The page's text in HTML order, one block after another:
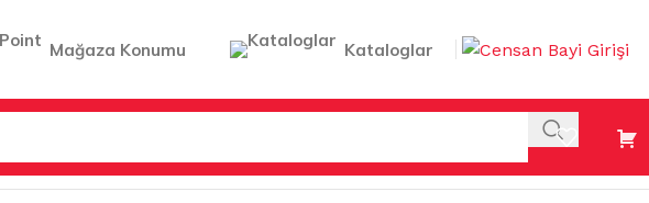
Mağaza Konumu Kataloglar
D.DÖRTGEN (2,1 LT) (D-286)